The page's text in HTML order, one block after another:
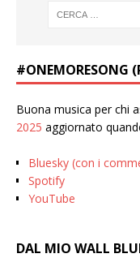
#ONEMORESONG
Buona musica per chi
2025 aggiornato
Bluesky (con i
Spotify
YouTube
DAL MIO WALL